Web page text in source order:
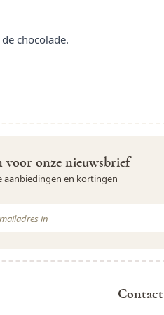
chocolade.
voor onze nieuwsbrief
aanbiedingen en kortingen
Contact